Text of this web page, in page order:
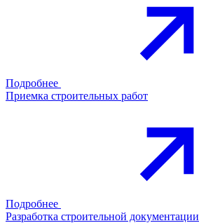
Подробнее
Приемка строительных работ
Подробнее
Разработка строительной документации